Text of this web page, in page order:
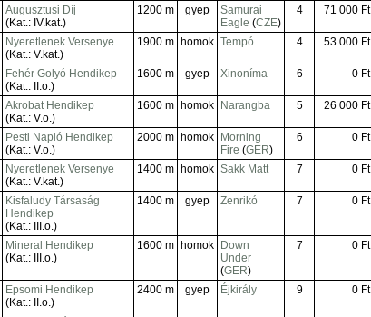
Augusztusi Díj
(Kat.: IV.kat.)
1200 m gyep
Samurai
Eagle (CZE)
4 71 000 Ft
Nyeretlenek Versenye
(Kat.: V.kat.)
1900 m homok Tempó 4 53 000 Ft
Fehér Golyó Hendikep
(Kat.: II.o.)
1600 m gyep Xinoníma 6 0 Ft
Akrobat Hendikep
(Kat.: V.o.)
1600 m homok Narangba 5 26 000 Ft
Pesti Napló Hendikep
(Kat.: V.o.)
2000 m homok
Morning
Fire (GER)
6 0 Ft
Nyeretlenek Versenye
(Kat.: V.kat.)
1400 m homok Sakk Matt 7 0 Ft
Kisfaludy Társaság
Hendikep
(Kat.: III.o.)
1400 m gyep Zenrikó 7 0 Ft
Mineral Hendikep
(Kat.: III.o.)
1600 m homok
Down
Under
(GER)
7 0 Ft
Epsomi Hendikep
(Kat.: II.o.)
2400 m gyep Éjkirály 9 0 Ft